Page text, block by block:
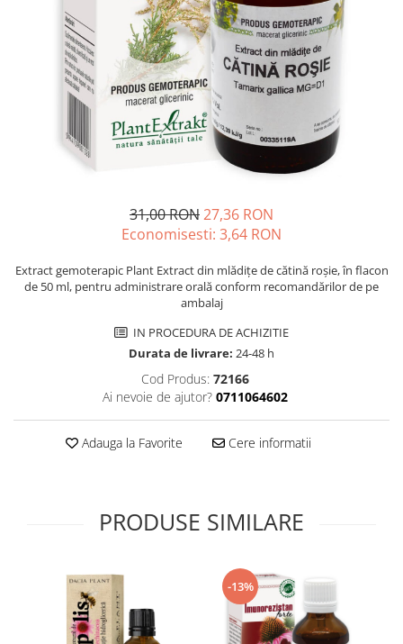
Omega 3
Par si unghii
Probiotice si prebiotice
Sanatate urinara
Sistemul respirator
Somn stres si anxietate
Supliment Complexe
Supliment Magneziu
Supliment Vitamina B
Supliment Vitamina C
Supliment Vitamina D3
Supliment Vitamina E
Tuse gat si respiratie
Ingrijire par
Balsam masca si tratament
Produse cu SPF Pentru Fata
Repelenti insecte
31,00 RON27,36 RON
Economisesti: 3,64 RON
Extract gemoterapic Plant Extract din mlădițe de cătină roșie, în flacon
de 50 ml, pentru administrare orală conform recomandărilor de pe
ambalaj
IN PROCEDURA DE ACHIZITIE
Durata de livrare: 24-48 h
Cod Produs: 72166
Ai nevoie de ajutor? 0711064602
Adauga la Favorite Cere informatii
PRODUSE SIMILARE
-13%